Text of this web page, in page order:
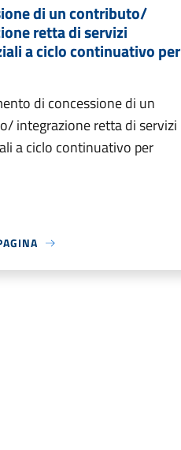
di un contributo/
retta di servizi
a ciclo continuativo per
di concessione di un
integrazione retta di servizi
a ciclo continuativo per